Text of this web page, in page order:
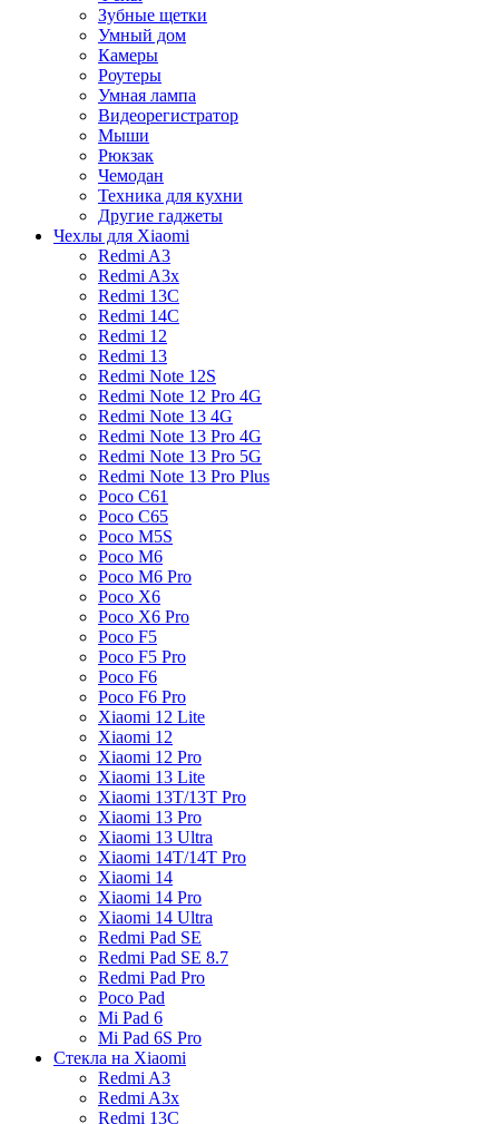
Зубные щетки
Умный дом
Камеры
Роутеры
Умная лампа
Видеорегистратор
Мыши
Рюкзак
Чемодан
Техника для кухни
Другие гаджеты
Чехлы для Xiaomi
Redmi A3
Redmi A3x
Redmi 13C
Redmi 14C
Redmi 12
Redmi 13
Redmi Note 12S
Redmi Note 12 Pro 4G
Redmi Note 13 4G
Redmi Note 13 Pro 4G
Redmi Note 13 Pro 5G
Redmi Note 13 Pro Plus
Poco C61
Poco C65
Poco M5S
Poco M6
Poco M6 Pro
Poco X6
Poco X6 Pro
Poco F5
Poco F5 Pro
Poco F6
Poco F6 Pro
Xiaomi 12 Lite
Xiaomi 12
Xiaomi 12 Pro
Xiaomi 13 Lite
Xiaomi 13T/13T Pro
Xiaomi 13 Pro
Xiaomi 13 Ultra
Xiaomi 14T/14T Pro
Xiaomi 14
Xiaomi 14 Pro
Xiaomi 14 Ultra
Redmi Pad SE
Redmi Pad SE 8.7
Redmi Pad Pro
Poco Pad
Mi Pad 6
Mi Pad 6S Pro
Стекла на Xiaomi
Redmi A3
Redmi A3x
Redmi 13C